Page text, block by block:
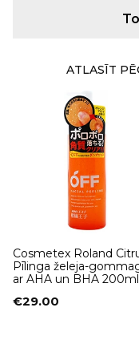
Cosmetex Roland
Pīlinga želeja-
ar AHA un BHA 200ml
€29.00